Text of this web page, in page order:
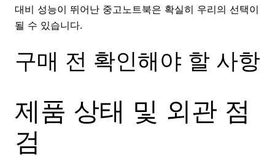
대비 성능이 뛰어난 중고노트북은 확실히 우리의 선택이
될 수 있습니다.
구매 전 확인해야 할 사항
제품 상태 및 외관 점
검